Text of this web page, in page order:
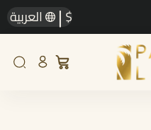
$
| العربية